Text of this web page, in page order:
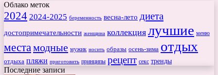
Облако меток
2024 2024-2025 беременность весна-лето диета
достопримечательности женщина коллекция лучшие меню
места модные мужик носить образы осень-зима отдых
отдыха пляжи приготовить принципы рецепт секс тренды
Последние записи